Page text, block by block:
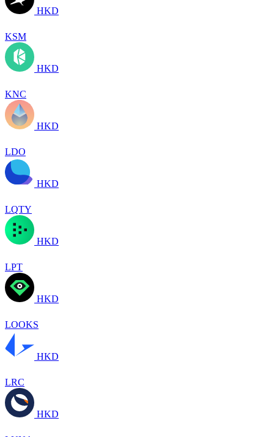
HKD
KSM
HKD
KNC
HKD
LDO
HKD
LQTY
HKD
LPT
HKD
LOOKS
HKD
LRC
HKD